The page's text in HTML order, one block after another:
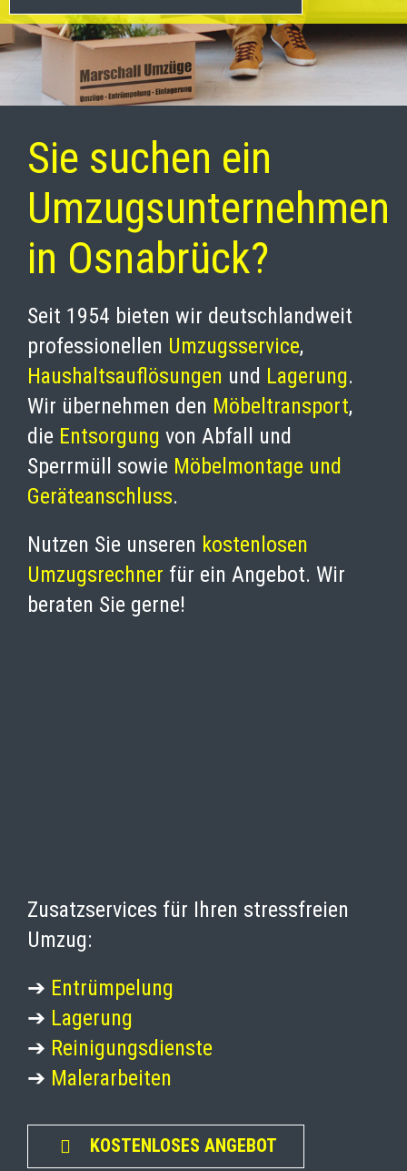
Sie suchen ein
Umzugsunternehmen
in Osnabrück?
Seit 1954 bieten wir deutschlandweit
professionellen Umzugsservice,
Haushaltsauflösungen und Lagerung.
Wir übernehmen den Möbeltransport,
die Entsorgung von Abfall und
Sperrmüll sowie Möbelmontage und
Geräteanschluss.
Nutzen Sie unseren kostenlosen
Umzugsrechner für ein Angebot. Wir
beraten Sie gerne!
Zusatzservices für Ihren stressfreien
Umzug:
➔ Entrümpelung
➔ Lagerung
➔ Reinigungsdienste
➔ Malerarbeiten
KOSTENLOSES ANGEBOT